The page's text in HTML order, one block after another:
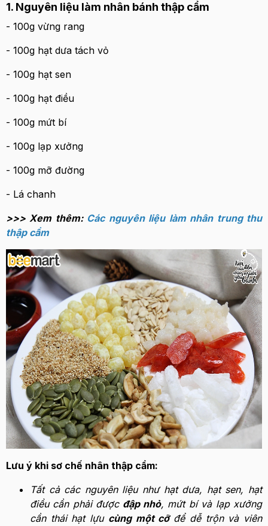
1. Nguyên liệu làm nhân bánh thập cẩm
- 100g vừng rang
- 100g hạt dưa tách vỏ
- 100g hạt sen
- 100g hạt điều
- 100g mứt bí
- 100g lạp xưởng
- 100g mỡ đường
- Lá chanh
>>> Xem thêm: Các nguyên liệu làm nhân trung thu
thập cẩm
Lưu ý khi sơ chế nhân thập cẩm:
Tất cả các nguyên liệu như hạt dưa, hạt sen, hạt
điều cần phải đượcđập nhỏ, mứt bí và lạp xưởng
cần thái hạt lựu cùng một cỡ để dễ trộn và viên